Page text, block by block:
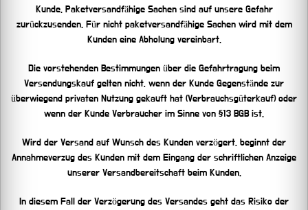
Kunde. Paketversandfähige Sachen sind auf unsere Gefahr
zurückzusenden. Für nicht paketversandfähige Sachen wird mit dem
Kunden eine Abholung vereinbart.
Die vorstehenden Bestimmungen über die Gefahrtragung beim
Versendungskauf gelten nicht, wenn der Kunde Gegenstände zur
überwiegend privaten Nutzung gekauft hat (Verbrauchsgüterkauf) oder
wenn der Kunde Verbraucher im Sinne von §13 BGB ist.
Wird der Versand auf Wunsch des Kunden verzögert, beginnt der
Annahmeverzug des Kunden mit dem Eingang der schriftlichen Anzeige
unserer Versandbereitschaft beim Kunden.
In diesem Fall der Verzögerung des Versandes geht das Risiko der